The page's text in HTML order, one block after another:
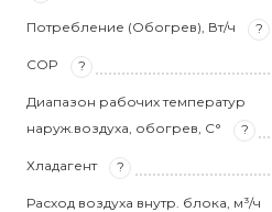
Потребление (Обогрев), Вт/ч ?
COP ?
Диапазон рабочих температур
наруж.воздуха, обогрев, С°
?
Хладагент ?
Расход воздуха внутр. блока, м³/ч